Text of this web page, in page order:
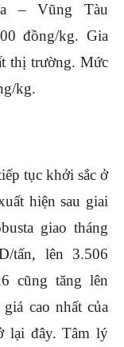
– Vũng Tàu
đồng/kg. Gia
thị trường. Mức
kg.
tục khởi sắc ở
hiện sau giai
giao tháng
tấn, lên 3.506
cũng tăng lên
cao nhất của
lại đây. Tâm lý